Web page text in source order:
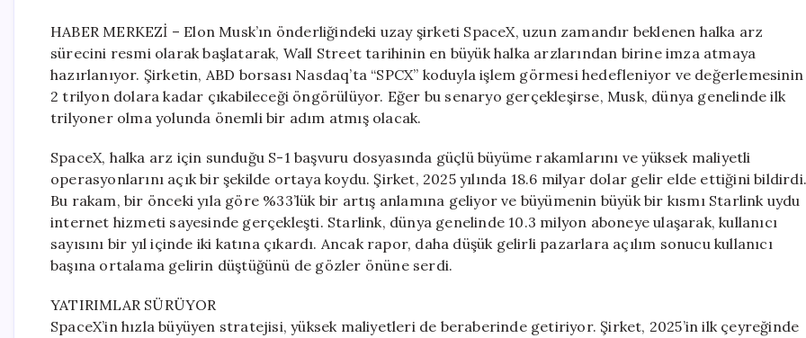
Olma
Yolunda:
SpaceX
Halka
Arz
için
HABER MERKEZİ – Elon Musk’ın önderliğindeki uzay şirketi SpaceX, uzun zamandır beklenen halka arz
sürecini resmi olarak başlatarak, Wall Street tarihinin en büyük halka arzlarından birine imza atmaya
hazırlanıyor. Şirketin, ABD borsası Nasdaq’ta “SPCX” koduyla işlem görmesi hedefleniyor ve değerlemesinin
2 trilyon dolara kadar çıkabileceği öngörülüyor. Eğer bu senaryo gerçekleşirse, Musk, dünya genelinde ilk
trilyoner olma yolunda önemli bir adım atmış olacak.
SpaceX, halka arz için sunduğu S-1 başvuru dosyasında güçlü büyüme rakamlarını ve yüksek maliyetli
operasyonlarını açık bir şekilde ortaya koydu. Şirket, 2025 yılında 18.6 milyar dolar gelir elde ettiğini bildirdi.
Bu rakam, bir önceki yıla göre %33’lük bir artış anlamına geliyor ve büyümenin büyük bir kısmı Starlink uydu
internet hizmeti sayesinde gerçekleşti. Starlink, dünya genelinde 10.3 milyon aboneye ulaşarak, kullanıcı
sayısını bir yıl içinde iki katına çıkardı. Ancak rapor, daha düşük gelirli pazarlara açılım sonucu kullanıcı
başına ortalama gelirin düştüğünü de gözler önüne serdi.
YATIRIMLAR SÜRÜYOR
SpaceX’in hızla büyüyen stratejisi, yüksek maliyetleri de beraberinde getiriyor. Şirket, 2025’in ilk çeyreğinde